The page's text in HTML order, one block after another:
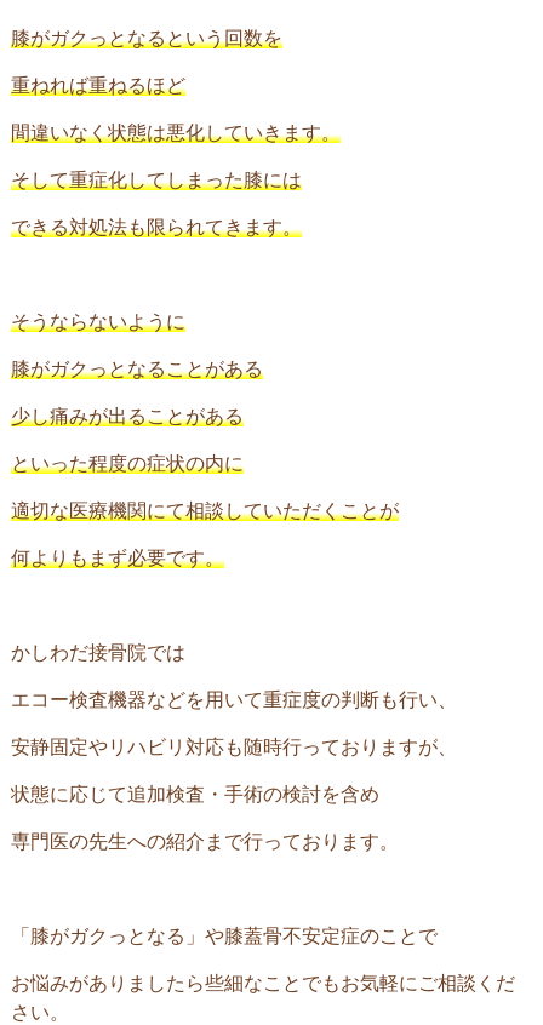
膝がガクっとなるという回数を
重ねれば重ねるほど
間違いなく状態は悪化していきます。
そして重症化してしまった膝には
できる対処法も限られてきます。
そうならないように
膝がガクっとなることがある
少し痛みが出ることがある
といった程度の症状の内に
適切な医療機関にて相談していただくことが
何よりもまず必要です。
かしわだ接骨院では
エコー検査機器などを用いて重症度の判断も行い、
安静固定やリハビリ対応も随時行っておりますが、
状態に応じて追加検査・手術の検討を含め
専門医の先生への紹介まで行っております。
「膝がガクっとなる」や膝蓋骨不安定症のことで
お悩みがありましたら些細なことでもお気軽にご相談くだ
さい。